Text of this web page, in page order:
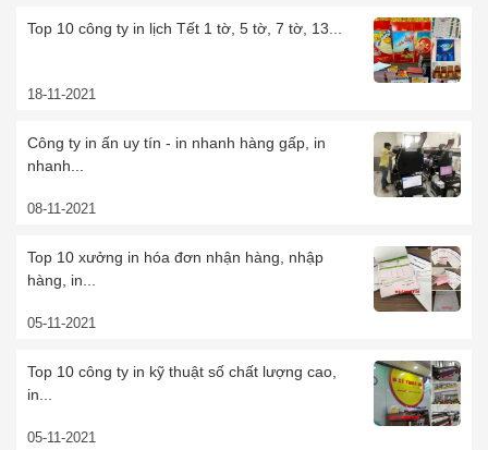
Top 10 công ty in lịch Tết 1 tờ, 5 tờ, 7 tờ, 13...
18-11-2021
Công ty in ấn uy tín - in nhanh hàng gấp, in
nhanh...
08-11-2021
Top 10 xưởng in hóa đơn nhận hàng, nhập
hàng, in...
05-11-2021
Top 10 công ty in kỹ thuật số chất lượng cao,
in...
05-11-2021